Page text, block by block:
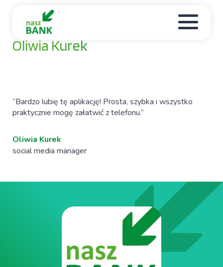
25 / 03 / 2025
Oliwia Kurek
“Bardzo lubię tę aplikację! Prosta, szybka i wszystko
praktycznie mogę załatwić z telefonu.”
Oliwia Kurek
social media manager